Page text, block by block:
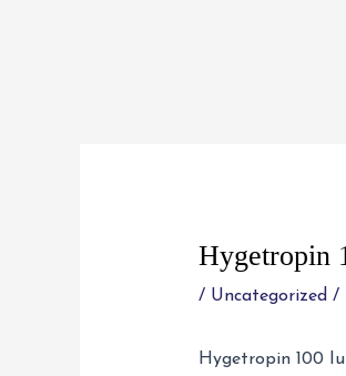
Hygetropin
/ Uncategorized/
Hygetropin 100